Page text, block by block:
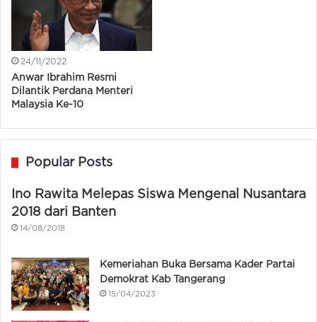
24/11/2022
Anwar Ibrahim Resmi
Dilantik Perdana Menteri
Malaysia Ke-10
Popular Posts
Ino Rawita Melepas Siswa Mengenal Nusantara
2018 dari Banten
14/08/2018
Kemeriahan Buka Bersama Kader Partai
Demokrat Kab Tangerang
15/04/2023